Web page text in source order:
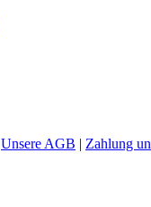
Unsere AGB | Zahlung